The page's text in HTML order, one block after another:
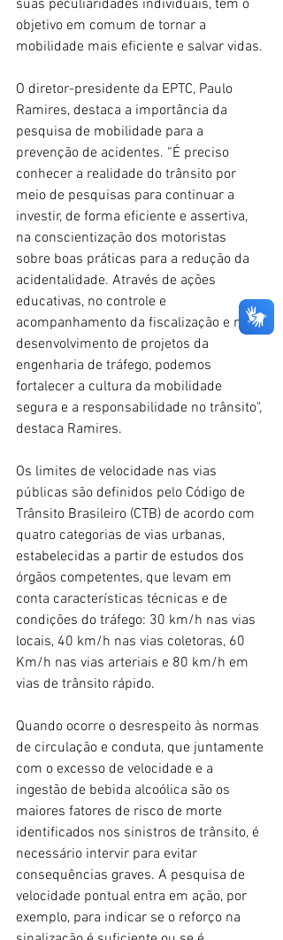
suas peculiaridades individuais, têm o
objetivo em comum de tornar a
mobilidade mais eficiente e salvar vidas.
O diretor-presidente da EPTC, Paulo
Ramires, destaca a importância da
pesquisa de mobilidade para a
prevenção de acidentes. “É preciso
conhecer a realidade do trânsito por
meio de pesquisas para continuar a
investir, de forma eficiente e assertiva,
na conscientização dos motoristas
sobre boas práticas para a redução da
acidentalidade. Através de ações
educativas, no controle e
acompanhamento da fiscalização e no
desenvolvimento de projetos da
engenharia de tráfego, podemos
fortalecer a cultura da mobilidade
segura e a responsabilidade no trânsito",
destaca Ramires.
Os limites de velocidade nas vias
públicas são definidos pelo Código de
Trânsito Brasileiro (CTB) de acordo com
quatro categorias de vias urbanas,
estabelecidas a partir de estudos dos
órgãos competentes, que levam em
conta características técnicas e de
condições do tráfego: 30 km/h nas vias
locais, 40 km/h nas vias coletoras, 60
Km/h nas vias arteriais e 80 km/h em
vias de trânsito rápido.
Quando ocorre o desrespeito às normas
de circulação e conduta, que juntamente
com o excesso de velocidade e a
ingestão de bebida alcoólica são os
maiores fatores de risco de morte
identificados nos sinistros de trânsito, é
necessário intervir para evitar
consequências graves. A pesquisa de
velocidade pontual entra em ação, por
exemplo, para indicar se o reforço na